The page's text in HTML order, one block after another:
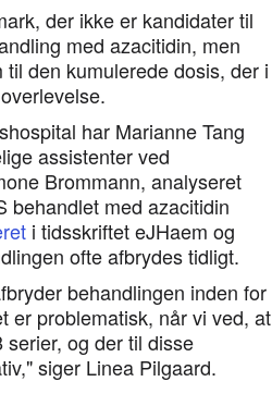
der ikke er kandidater til
med azacitidin, men
den kumulerede dosis, der i
har Marianne Tang
assistenter ved
Brommann, analyseret
behandlet med azacitidin
i tidsskriftet eJHaem og
ofte afbrydes tidligt.
behandlingen inden for
er problematisk, når vi ved, at
og der til disse
siger Linea Pilgaard.